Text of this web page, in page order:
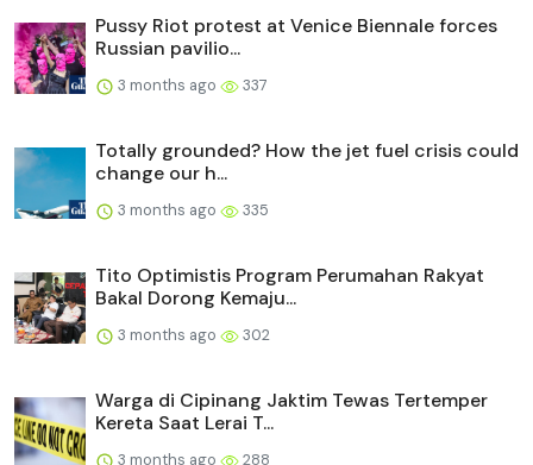
Pussy Riot protest at Venice Biennale forces
Russian pavilio...
3 months ago 337
Totally grounded? How the jet fuel crisis could
change our h...
3 months ago 335
Tito Optimistis Program Perumahan Rakyat
Bakal Dorong Kemaju...
3 months ago 302
Warga di Cipinang Jaktim Tewas Tertemper
Kereta Saat Lerai T...
3 months ago 288